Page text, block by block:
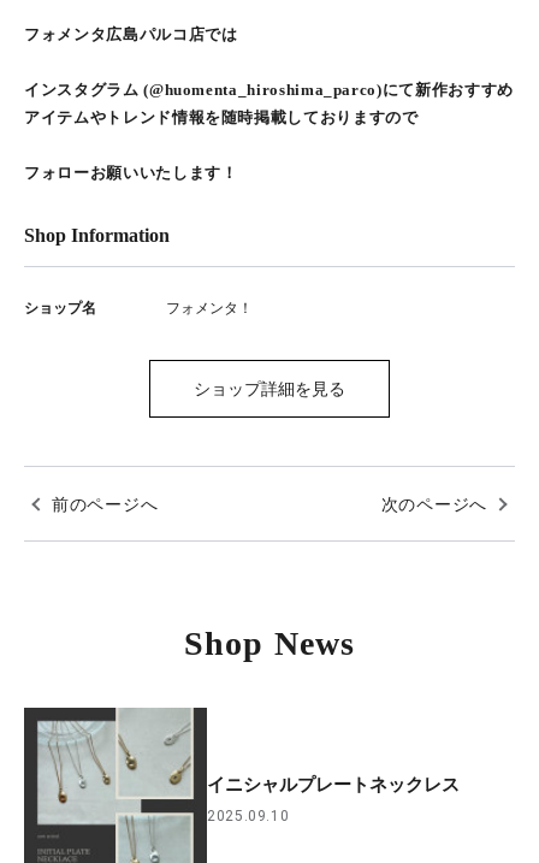
フォメンタ広島パルコ店では
インスタグラム (@huomenta_hiroshima_parco)にて新作おすすめ
アイテムやトレンド情報を随時掲載しておりますので
フォローお願いいたします！
Shop Information
ショップ名 フォメンタ！
ショップ詳細を見る
前のページへ 次のページへ
Shop News
イニシャルプレートネックレス
2025.09.10